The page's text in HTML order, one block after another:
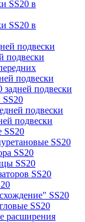
SS20 в
SS20 в
подвески
подвески
подвески
подвески
подвески
подвески
SS20
SS20
SS20
SS20
SS20
SS20
SS20
расширения